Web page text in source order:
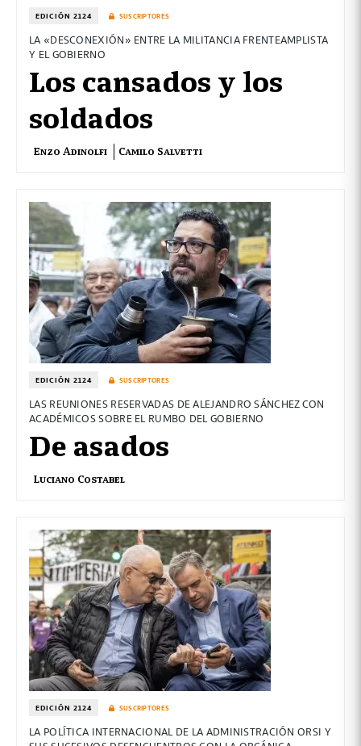
EDICIÓN 2124 SUSCRIPTORES
LA «DESCONEXIÓN» ENTRE LA MILITANCIA FRENTEAMPLISTA
Y EL GOBIERNO
Los cansados y los
soldados
Enzo Adinolfi Camilo Salvetti
EDICIÓN 2124 SUSCRIPTORES
LAS REUNIONES RESERVADAS DE ALEJANDRO SÁNCHEZ CON
ACADÉMICOS SOBRE EL RUMBO DEL GOBIERNO
De asados
Luciano Costabel
EDICIÓN 2124 SUSCRIPTORES
LA POLÍTICA INTERNACIONAL DE LA ADMINISTRACIÓN ORSI Y